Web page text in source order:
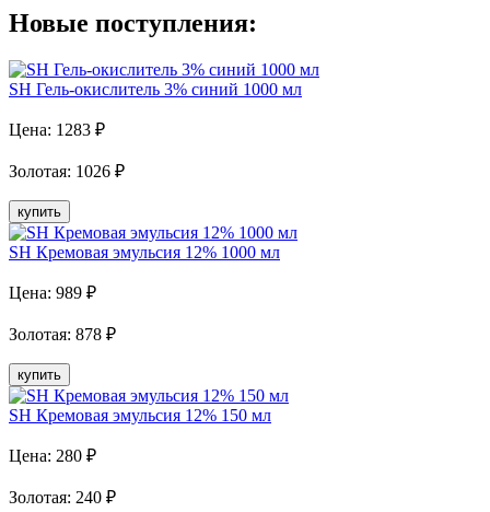
Новые поступления:
SH Гель-окислитель 3% синий 1000 мл
Цена: 1283 ₽
Золотая: 1026 ₽
купить
SH Кремовая эмульсия 12% 1000 мл
Цена: 989 ₽
Золотая: 878 ₽
купить
SH Кремовая эмульсия 12% 150 мл
Цена: 280 ₽
Золотая: 240 ₽